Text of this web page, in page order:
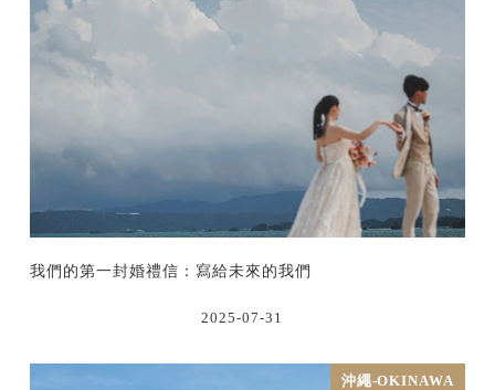
我們的第一封婚禮信：寫給未來的我們
2025-07-31
沖繩-OKINAWA